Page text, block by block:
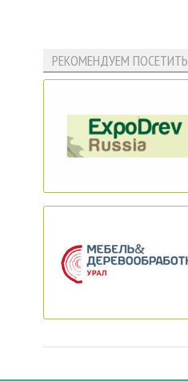
РЕКОМЕНДУЕМ ПОСЕТИТЬ